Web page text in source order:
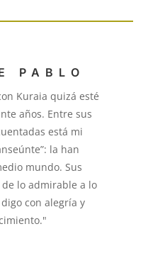
PABLO
Kuraia quizá esté
años. Entre sus
está mi
la han
mundo. Sus
lo admirable a lo
con alegría y